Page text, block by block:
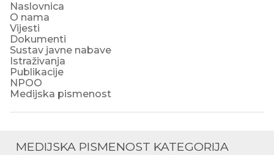
Naslovnica
O nama
Vijesti
Dokumenti
Sustav javne nabave
Istraživanja
Publikacije
NPOO
Medijska pismenost
MEDIJSKA PISMENOST KATEGORIJA